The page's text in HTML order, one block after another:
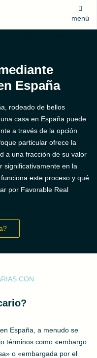
menú
España
rodeado de bellos
casa en España puede
a través de la opción
particular ofrece la
a una fracción de su valor
significativamente en la
este proceso y qué
por Favorable Real
CON
España, a menudo se
términos como «embargo
o «embargada por el